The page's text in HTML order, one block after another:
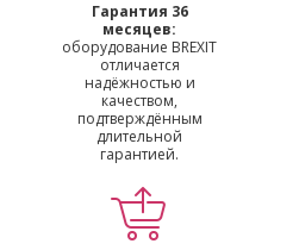
Гарантия 36
месяцев:
оборудование BREXIT
отличается
надёжностью и
качеством,
подтверждённым
длительной
гарантией.